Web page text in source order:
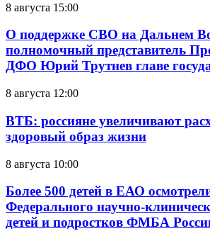
8 августа 15:00
О поддержке СВО на Дальнем
полномочный представитель
ДФО Юрий Трутнев главе
8 августа 12:00
ВТБ: россияне увеличивают
здоровый образ жизни
8 августа 10:00
Более 500 детей в ЕАО
Федерального научно-
детей и подростков ФМБА